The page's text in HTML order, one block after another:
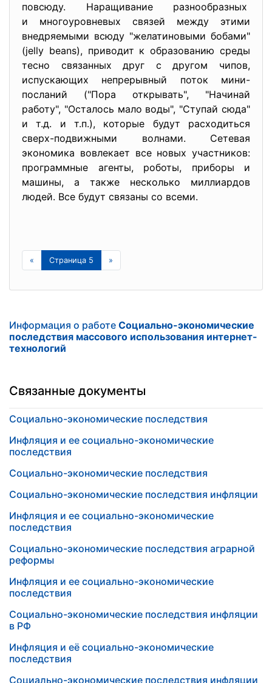
повсюду. Наращивание разнообразных
и многоуровневых связей между этими
внедряемыми всюду "желатиновыми бобами"
(jelly beans), приводит к образованию среды
тесно связанных друг с другом чипов,
испускающих непрерывный поток мини-
посланий ("Пора открывать", "Начинай
работу", "Осталось мало воды", "Ступай сюда"
и т.д. и т.п.), которые будут расходиться
сверх-подвижными волнами. Сетевая
экономика вовлекает все новых участников:
программные агенты, роботы, приборы и
машины, а также несколько миллиардов
людей. Все будут связаны со всеми.
« Страница 5 »
Информация о работе Социально-экономические
последствия массового использования интернет-
технологий
Связанные документы
Социально-экономические последствия
Инфляция и ее социально-экономические
последствия
Социально-экономические последствия
Социально-экономические последствия инфляции
Инфляция и ее социально-экономические
последствия
Социально-экономические последствия аграрной
реформы
Инфляция и ее социально-экономические
последствия
Социально-экономические последствия инфляции
в РФ
Инфляция и её социально-экономические
последствия
Социально-экономические последствия инфляции